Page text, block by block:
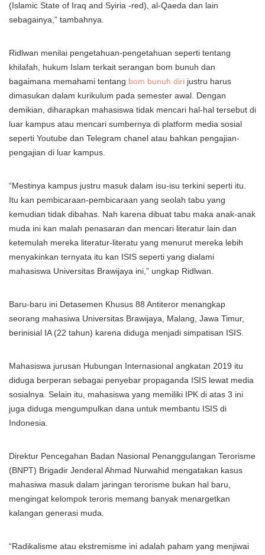
(Islamic State of Iraq and Syiria -red), al-Qaeda dan lain
sebagainya,” tambahnya.
Ridlwan menilai pengetahuan-pengetahuan seperti tentang
khilafah, hukum Islam terkait serangan bom bunuh dan
bagaimana memahami tentang bom bunuh diri justru harus
dimasukan dalam kurikulum pada semester awal. Dengan
demikian, diharapkan mahasiswa tidak mencari hal-hal tersebut di
luar kampus atau mencari sumbernya di platform media sosial
seperti Youtube dan Telegram chanel atau bahkan pengajian-
pengajian di luar kampus.
“Mestinya kampus justru masuk dalam isu-isu terkini seperti itu.
Itu kan pembicaraan-pembicaraan yang seolah tabu yang
kemudian tidak dibahas. Nah karena dibuat tabu maka anak-anak
muda ini kan malah penasaran dan mencari literatur lain dan
ketemulah mereka literatur-literatu yang menurut mereka lebih
menyakinkan ternyata itu kan ISIS seperti yang dialami
mahasiswa Universitas Brawijaya ini,” ungkap Ridlwan.
Baru-baru ini Detasemen Khusus 88 Antiteror menangkap
seorang mahasiwa Universitas Brawijaya, Malang, Jawa Timur,
berinisial IA (22 tahun) karena diduga menjadi simpatisan ISIS.
Mahasiswa jurusan Hubungan Internasional angkatan 2019 itu
diduga berperan sebagai penyebar propaganda ISIS lewat media
sosialnya. Selain itu, mahasiswa yang memiliki IPK di atas 3 ini
juga diduga mengumpulkan dana untuk membantu ISIS di
Indonesia.
Direktur Pencegahan Badan Nasional Penanggulangan Terorisme
(BNPT) Brigadir Jenderal Ahmad Nurwahid mengatakan kasus
mahasiwa masuk dalam jaringan terorisme bukan hal baru,
mengingat kelompok teroris memang banyak menargetkan
kalangan generasi muda.
“Radikalisme atau ekstremisme ini adalah paham yang menjiwai